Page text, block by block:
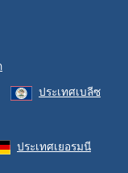
ประเทศเบลีซ
ประเทศเยอรมนี